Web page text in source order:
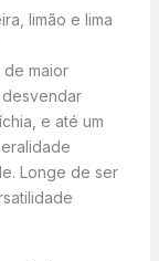
limão e lima
de maior
e até um
Longe de ser